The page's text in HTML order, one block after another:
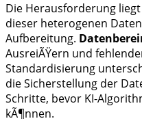
Die Herausforderung
dieser heterogenen
Aufbereitung.
AusreiÃŸern und
Standardisierung
die Sicherstellung der
Schritte, bevor KI-
kÃ¶nnen.